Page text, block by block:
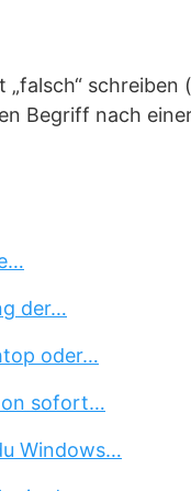
Begriff nach
der…
oder…
sofort…
Windows…